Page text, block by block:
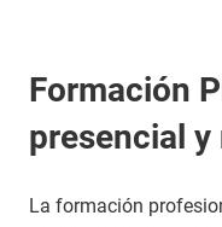
Formación
presencial
La formación